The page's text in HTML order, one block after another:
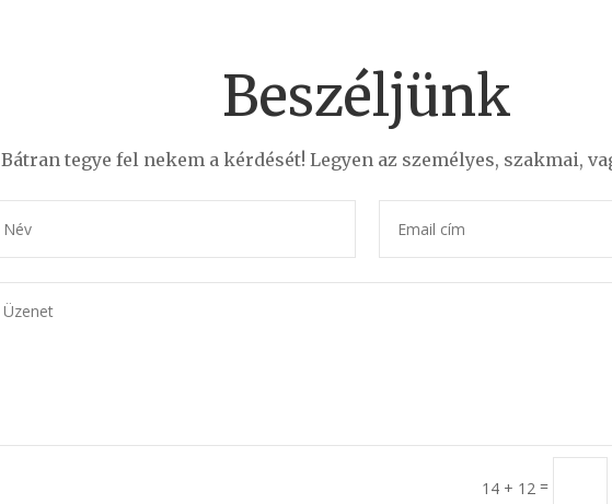
Beszéljünk
Bátran tegye fel nekem a kérdését! Legyen az személyes, szakmai,
14 + 12 =